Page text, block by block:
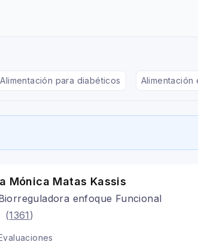
Alimentación para diabéticos Alimentación
Mónica Matas Kassis
enfoque Funcional
(1361 )